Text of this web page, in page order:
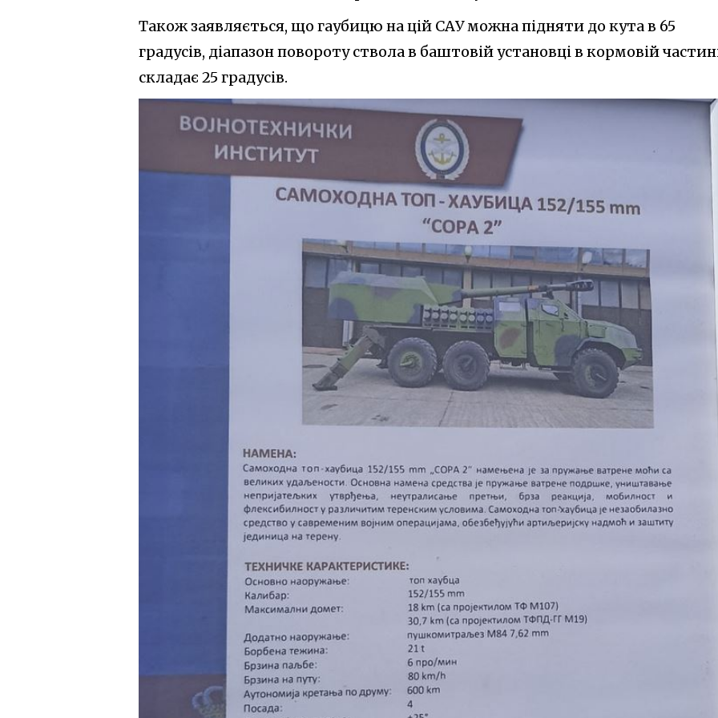
Також заявляється, що гаубицю на цій САУ можна підняти до кута в 65
градусів, діапазон повороту ствола в баштовій установці в кормовій
складає 25 градусів.